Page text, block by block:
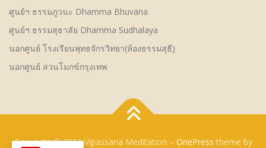
ศูนย์ฯ ธรรมภูวนะ Dhamma Bhuvana
ศูนย์ฯ ธรรมสุธาลัย Dhamma Sudhalaya
นอกศูนย์ โรงเรียนพุทธจักรวิทยา(ห้องธรรมสุธี)
นอกศูนย์ สวนโมกข์กรุงเทพ
Copyright © 2026 Vipassana Meditation – OnePress theme by